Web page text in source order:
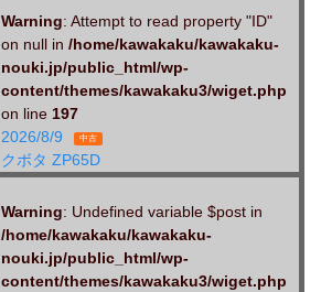
Warning: Attempt to read property "ID"
on null in /home/kawakaku/kawakaku-
nouki.jp/public_html/wp-
content/themes/kawakaku3/wiget.php
on line 197
2026/8/9
中古
クボタ ZP65D
Warning: Undefined variable $post in
/home/kawakaku/kawakaku-
nouki.jp/public_html/wp-
content/themes/kawakaku3/wiget.php